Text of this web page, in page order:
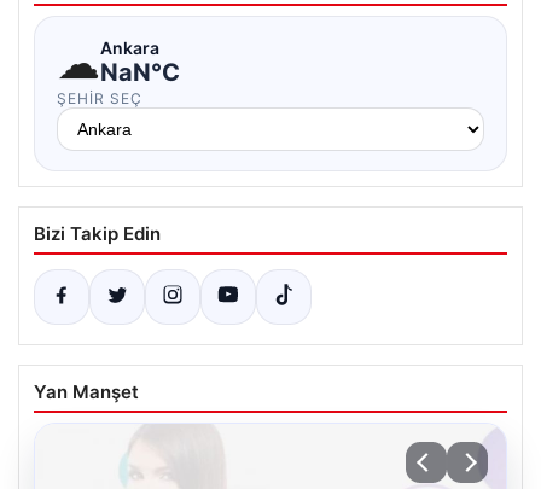
☁Ankara
NaN°C
ŞEHIR SEÇ
Bizi Takip Edin
Yan Manşet